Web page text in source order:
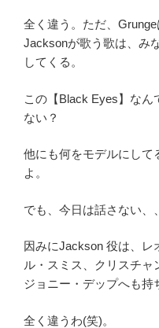
全く違う。ただ、Grunge
Jacksonが歌う歌は、み
してくる。
この【Black Eyes】なん
ない？
他にも何をモデルにして
よ。
でも、今日は話さない、
因みにJackson 役は、レ
ル・スミス、クリスチャ
ジョニー・デップへも持
全く違うわ(笑)。